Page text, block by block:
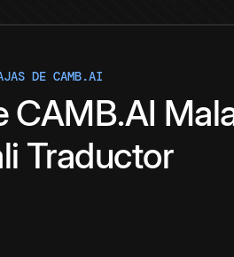
DE CAMB.AI
CAMB.AI
Traductor